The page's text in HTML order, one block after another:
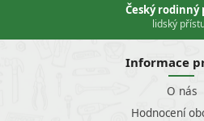
Český rodinný
lidský
Informace
O nás
Hodnocení